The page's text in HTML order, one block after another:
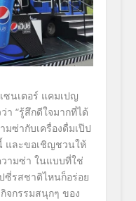
นเตอร์ แคมเปญ
า “รู้สึกดีใจมากที่ได้
มซ่ากับเครื่องดื่มเป๊ป
และขอเชิญชวนให้
ามซ่า ในแบบที่ใช่
ซี่รสชาติไหนก็อร่อย
จกรรมสนุกๆ ของ